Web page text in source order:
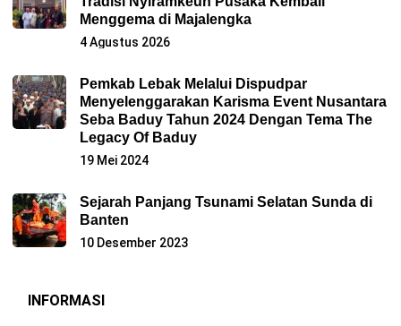
Menggema di Majalengka
4 Agustus 2026
Pemkab Lebak Melalui Dispudpar
Menyelenggarakan Karisma Event Nusantara
Seba Baduy Tahun 2024 Dengan Tema The
Legacy Of Baduy
19 Mei 2024
Sejarah Panjang Tsunami Selatan Sunda di
Banten
10 Desember 2023
INFORMASI